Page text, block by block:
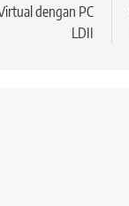
dengan PC
LDII